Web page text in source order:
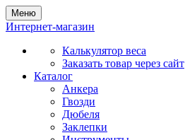
Меню
Интернет-магазин
Калькулятор веса
Заказать товар через сайт
Каталог
Анкера
Гвозди
Дюбеля
Заклепки